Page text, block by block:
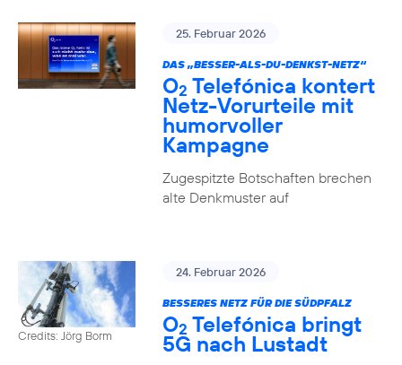
25. Februar 2026
DAS „BESSER-ALS-DU-DENKST-NETZ“
O2 Telefónica kontert
Netz-Vorurteile mit
humorvoller
Kampagne
Zugespitzte Botschaften brechen
alte Denkmuster auf
Credits: Jörg Borm
24. Februar 2026
BESSERES NETZ FÜR DIE SÜDPFALZ
O2 Telefónica bringt
5G nach Lustadt